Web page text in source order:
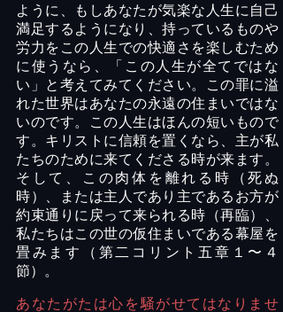
ように、もしあなたが気楽な人生に自己
満足するようになり、持っているものや
労力をこの人生での快適さを楽しむため
に使うなら、「この人生が全てではな
い」と考えてみてください。この罪に溢
れた世界はあなたの永遠の住まいではな
いのです。この人生はほんの短いもので
す。キリストに信頼を置くなら、主が私
たちのために来てくださる時が来ます。
そして、この肉体を離れる時（死ぬ
時）、または主人であり主であるお方が
約束通りに戻って来られる時（再臨）、
私たちはこの世の仮住まいである幕屋を
畳みます（第二コリント五章１〜４
節）。
あなたがたは心を騒がせてはなりませ